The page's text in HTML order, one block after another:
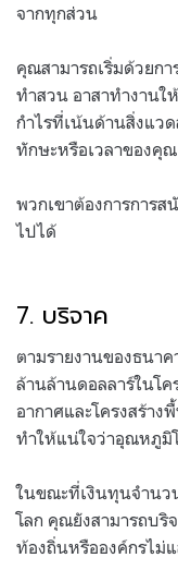
จากทุกส่วน
คุณสามารถเริ่มด้วยก
ทำสวน อาสาทำงานใ
กำไรที่เน้นด้านสิ่งแว
ทักษะหรือเวลาของคุณ
พวกเขาต้องการการ
ไปได้
7. บริจาค
ตามรายงานของธนา
ล้านล้านดอลลาร์ในโ
อากาศและโครงสร้าง
ทำให้แน่ใจว่าอุณหภูมิ
ในขณะที่เงินทุนจำนว
โลก คุณยังสามารถบริ
ท้องถิ่นหรือองค์กรไม่